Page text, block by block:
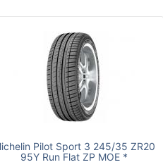
Pilot Sport 3 245/35 ZR20
95Y Run Flat ZP MOE *